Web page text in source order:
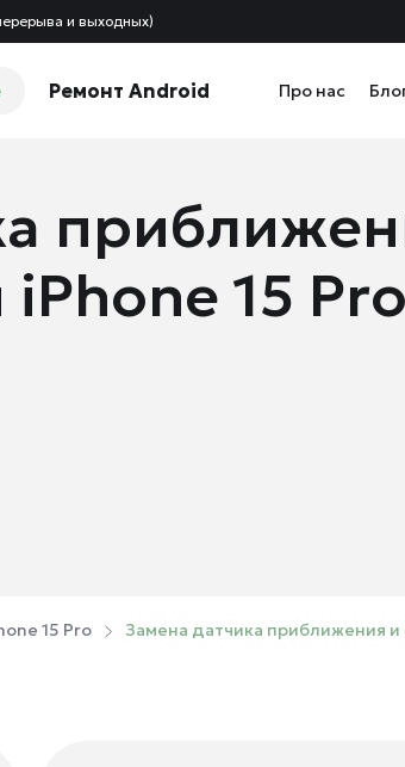
и выходных)
Ремонт Android Про нас
15 Pro
15 Pro Замена датчика приближения